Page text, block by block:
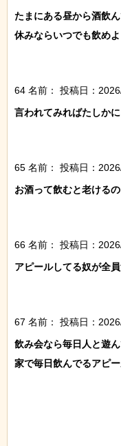
たまにある昼から酒飲
休みならいつでも飲めよ
64 名前：
投稿日：
言われてみればたしかに
65 名前：
投稿日：
お酒って飲むと老けるの
66 名前：
投稿日：
アピールしてる奴が全
67 名前：
投稿日：
飲み会なら毎日人と遊
家で毎日飲んでるアピ